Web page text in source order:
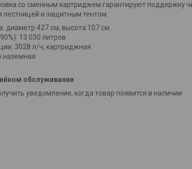
со сменным картриджем гарантируют поддержку
лестницей и защитным тентом.
диаметр 427 см, высота 107 см
13 030 литров
3028 л/ч, картриджная
наземная
обслуживании
уведомление, когда товар появится в наличии